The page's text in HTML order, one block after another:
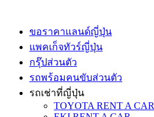
ขอราคาแลนด์ญี่ปุ่น
แพคเก็จทัวร์ญี่ปุ่น
กรุ๊ปส่วนตัว
รถพร้อมคนขับส่วนตัว
รถเช่าที่ญี่ปุ่น
TOYOTA RENT A CAR